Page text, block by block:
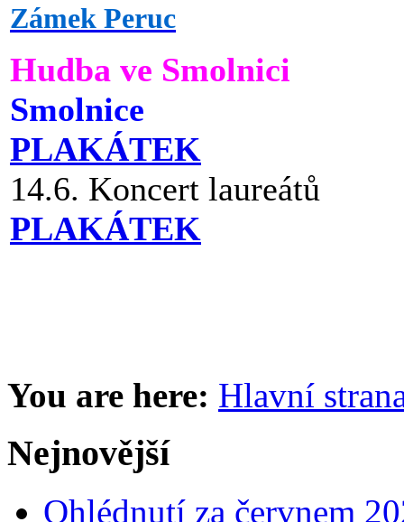
Zámek Peruc
Hudba ve Smolnici
Smolnice
PLAKÁTEK
14.6. Koncert laureátů
PLAKÁTEK
You are here: Hlavní
Nejnovější
Ohlédnutí za červnem